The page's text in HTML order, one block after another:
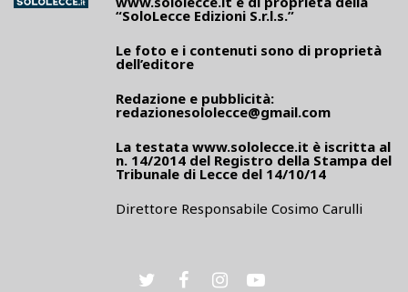
“SoloLecce Edizioni S.r.l.s.”
Le foto e i contenuti sono di proprietà
dell’editore
Redazione e pubblicità:
redazionesololecce@gmail.com
La testata www.sololecce.it è iscritta al
n. 14/2014 del Registro della Stampa del
Tribunale di Lecce del 14/10/14
Direttore Responsabile Cosimo Carulli